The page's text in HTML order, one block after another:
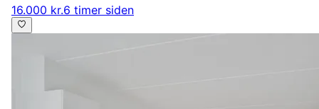
16.000 kr.6 timer siden